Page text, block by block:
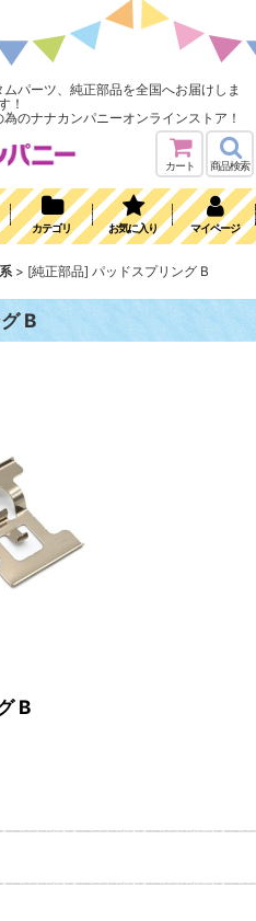
パーツ、純正部品を全国へお届けしま
！
のナナカンパニーオンラインストア！
カート 商品検索
カテゴリ お気に入り マイページ
> [純正部品] パッドスプリング B
B
B